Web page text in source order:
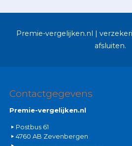
Premie-vergelijken.nl |
afsluiten.
Contactgegevens
Premie-vergelijken.nl
Postbus 61
4760 AB Zevenbergen